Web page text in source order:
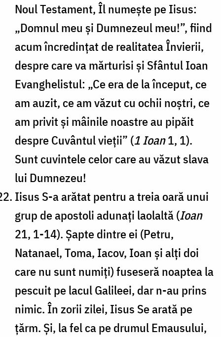
Noul Testament, Îl numește pe Iisus:
„Domnul meu și Dumnezeul meu!”, fiind
acum încredințat de realitatea Învierii,
despre care va mărturisi și Sfântul Ioan
Evanghelistul: „Ce era de la început, ce
am auzit, ce am văzut cu ochii noștri, ce
am privit și mâinile noastre au pipăit
despre Cuvântul vieții” (1 Ioan1, 1).
Sunt cuvintele celor care au văzut slava
lui Dumnezeu!
Iisus S-a arătat pentru a treia oară unui
grup de apostoli adunați laolaltă (Ioan
21, 1-14). Șapte dintre ei (Petru,
Natanael, Toma, Iacov, Ioan și alți doi
care nu sunt numiți) fuseseră noaptea la
pescuit pe lacul Galileei, dar n-au prins
nimic. În zorii zilei, Iisus Se arată pe
țărm. Și, la fel ca pe drumul Emausului,